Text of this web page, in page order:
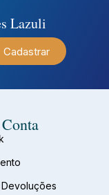
Lazuli
Cadastrar